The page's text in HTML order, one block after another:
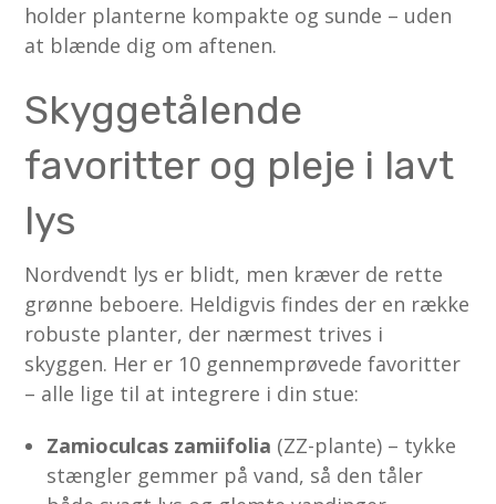
holder planterne kompakte og sunde – uden
at blænde dig om aftenen.
Skyggetålende
favoritter og pleje i lavt
lys
Nordvendt lys er blidt, men kræver de rette
grønne beboere. Heldigvis findes der en række
robuste planter, der nærmest trives i
skyggen. Her er 10 gennemprøvede favoritter
– alle lige til at integrere i din stue:
Zamioculcas zamiifolia (ZZ-plante) – tykke
stængler gemmer på vand, så den tåler